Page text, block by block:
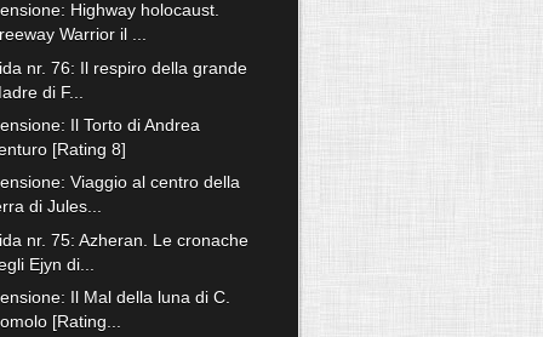
Highway holocaust.
Warrior il ...
nr. 76: Il respiro della grande
di F...
Il Torto di Andrea
[Rating 8]
Viaggio al centro della
di Jules...
nr. 75: Azheran. Le cronache
Ejyn di...
Il Mal della luna di C.
[Rating...